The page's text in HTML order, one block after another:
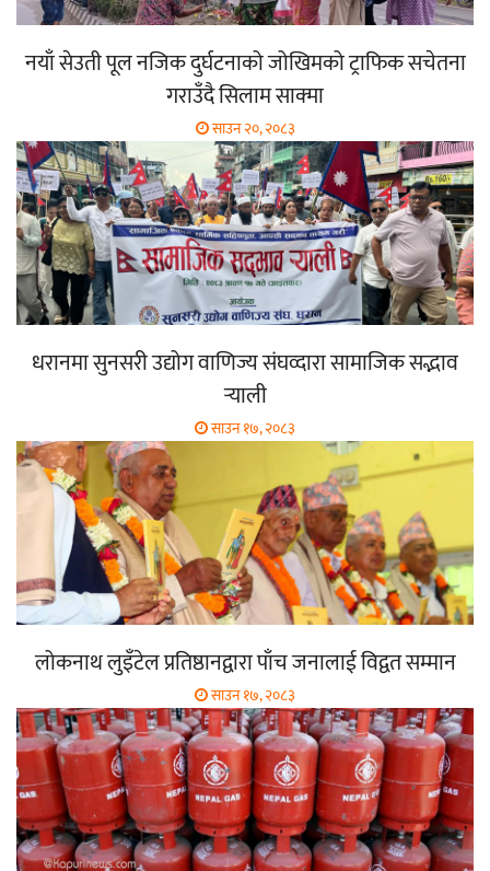
नयाँ सेउती पूल नजिक दुर्घटनाको जोखिमको ट्राफिक सचेतना
गराउँदै सिलाम साक्मा
साउन २०, २०८३
धरानमा सुनसरी उद्योग वाणिज्य संघव्दारा सामाजिक सद्भाव
र्‍याली
साउन १७, २०८३
लोकनाथ लुइँटेल प्रतिष्ठानद्वारा पाँच जनालाई विद्वत सम्मान
साउन १७, २०८३